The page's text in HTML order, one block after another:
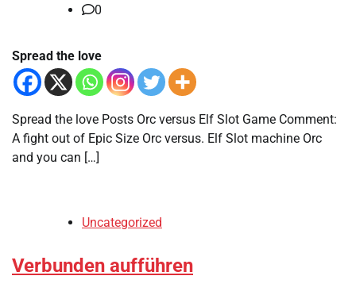
0
Spread the love
Spread the love Posts Orc versus Elf Slot Game Comment:
A fight out of Epic Size Orc versus. Elf Slot machine Orc
and you can […]
Uncategorized
Verbunden aufführen